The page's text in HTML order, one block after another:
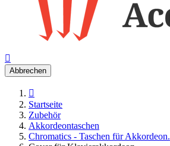

Abbrechen

Startseite
Zubehör
Akkordeontaschen
Chromatics - Taschen für Akkordeon.